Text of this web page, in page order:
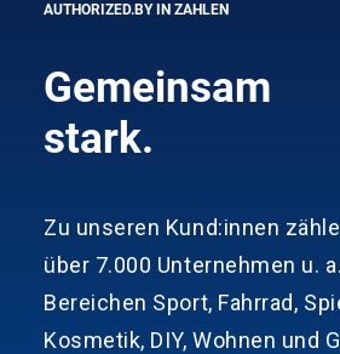
AUTHORIZED.BY IN ZAHLEN
Gemeinsam
stark.
Zu unseren Kund:innen
über 7.000 Unternehmen u.
Bereichen Sport, Fahrrad,
Kosmetik, DIY, Wohnen und